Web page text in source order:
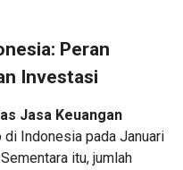
Peran
Investasi
Jasa Keuangan
Indonesia pada Januari
itu, jumlah